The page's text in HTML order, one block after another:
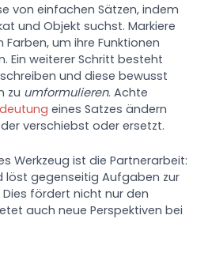
von einfachen Sätzen, indem
und Objekt suchst. Markiere
um ihre Funktionen
Ein weiterer Schritt besteht
und diese bewusst
zu umformulieren. Achte
eines Satzes ändern
verschiebst oder ersetzt.
Werkzeug ist die Partnerarbeit:
löst gegenseitig Aufgaben zur
fördert nicht nur den
auch neue Perspektiven bei